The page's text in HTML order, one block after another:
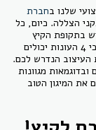
שלנו בחברת
הצללה. כיום, כל
בתקופת הקיץ
בימים החמים והלוהטים של ישראל. אנחנו בחברת סוככי 4 העונות יכולים
העיצוב הנדרש לכם.
מגוונות
המיגון הטוב